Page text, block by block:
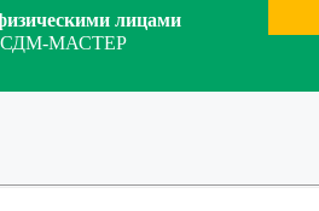
лицами
СДМ-МАСТЕР